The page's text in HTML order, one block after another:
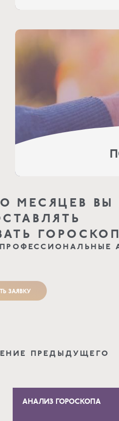
МЕСЯЦЕВ ВЫ
ГОРОСКОП
ЗАЯВКУ
ПРЕДЫДУЩЕГО
АНАЛИЗ ГОРОСКОПА